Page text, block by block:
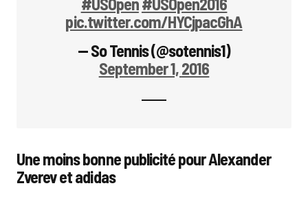
#USOpen#USOpen2016
pic.twitter.com/HYCjpacGhA
— So Tennis (@sotennis1)
September 1, 2016
Une moins bonne publicité pour Alexander
Zverev et adidas